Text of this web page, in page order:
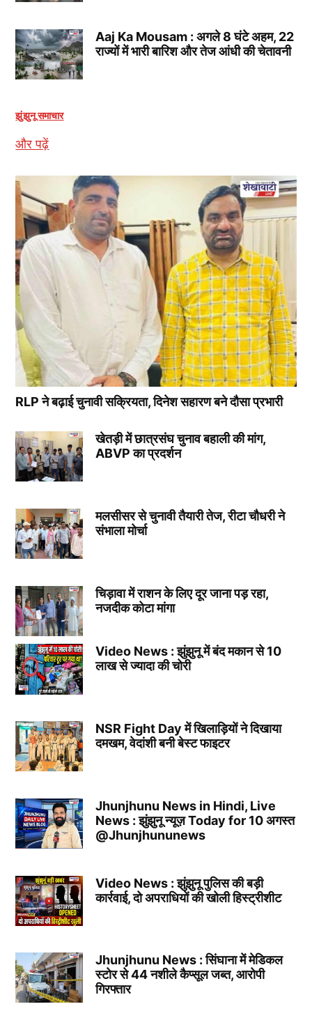
Aaj Ka Mousam : अगले 8 घंटे अहम, 22
राज्यों में भारी बारिश और तेज आंधी की चेतावनी
झुंझुनू समाचार
और पढ़ें
RLP ने बढ़ाई चुनावी सक्रियता, दिनेश सहारण बने दौसा प्रभारी
खेतड़ी में छात्रसंघ चुनाव बहाली की मांग,
ABVP का प्रदर्शन
मलसीसर से चुनावी तैयारी तेज, रीटा चौधरी ने
संभाला मोर्चा
चिड़ावा में राशन के लिए दूर जाना पड़ रहा,
नजदीक कोटा मांगा
Video News : झुंझुनू में बंद मकान से 10
लाख से ज्यादा की चोरी
NSR Fight Day में खिलाड़ियों ने दिखाया
दमखम, वेदांशी बनी बेस्ट फाइटर
Jhunjhunu News in Hindi, Live
News : झुंझुनू न्यूज़ Today for 10 अगस्त
@Jhunjhununews
Video News : झुंझुनू पुलिस की बड़ी
कार्रवाई, दो अपराधियों की खोली हिस्ट्रीशीट
Jhunjhunu News : सिंघाना में मेडिकल
स्टोर से 44 नशीले कैप्सूल जब्त, आरोपी
गिरफ्तार